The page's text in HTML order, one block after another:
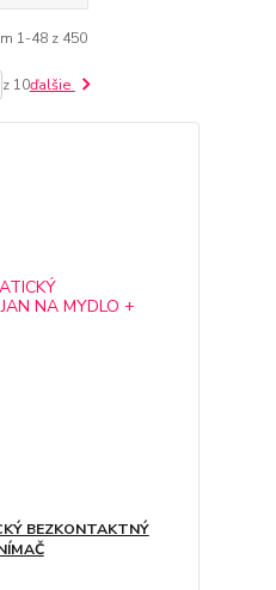
1-48 z 450
z 10ďalšie
BEZKONTAKTNÝ